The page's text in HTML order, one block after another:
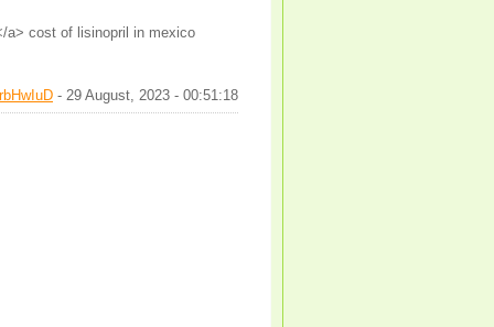
a> cost of lisinopril in mexico
- 29 August, 2023 - 00:51:18